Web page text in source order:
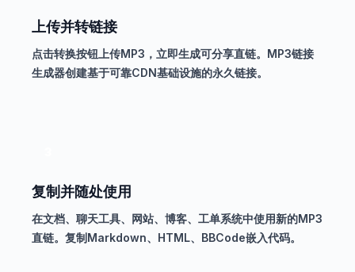
上传并转链接
点击转换按钮上传MP3，立即生成可分享直链。MP3链接
生成器创建基于可靠CDN基础设施的永久链接。
复制并随处使用
在文档、聊天工具、网站、博客、工单系统中使用新的MP3
直链。复制Markdown、HTML、BBCode嵌入代码。